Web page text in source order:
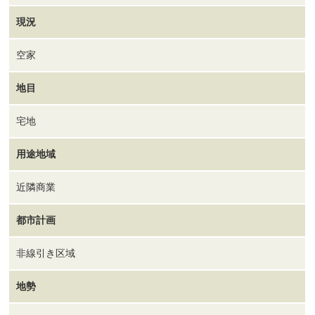
現況
空家
地目
宅地
用途地域
近隣商業
都市計画
非線引き区域
地勢